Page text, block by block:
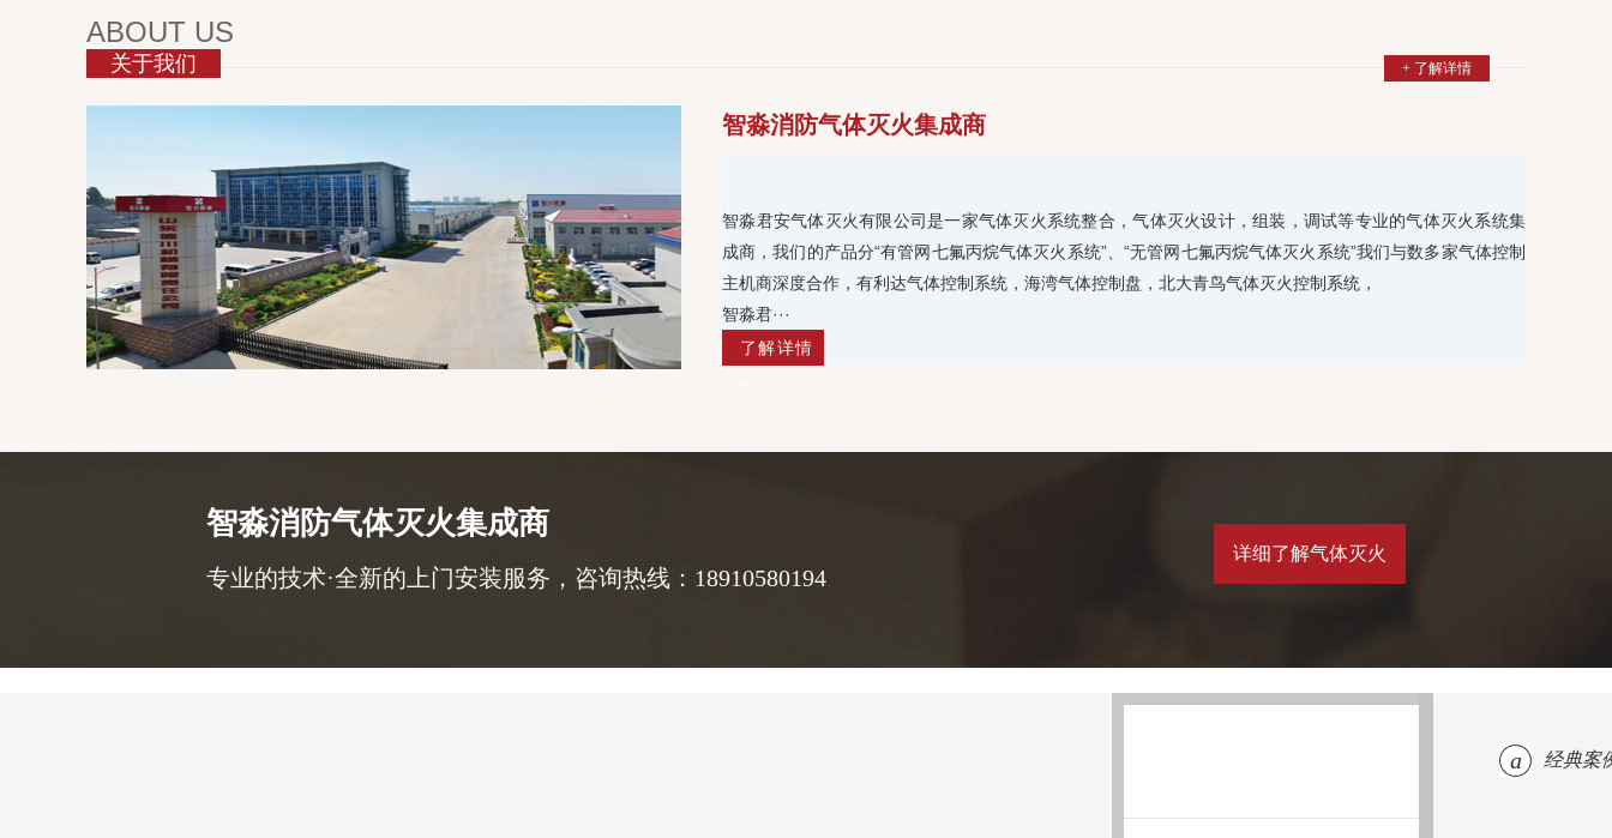
+ 了解详情
ABOUT US
关于我们
智淼消防气体灭火集成商
智淼君安气体灭火有限公司是一家气体灭火系统整合，气体灭火设计，组装，调试等专业的气体灭火系统集
成商，我们的产品分“有管网七氟丙烷气体灭火系统”、“无管网七氟丙烷气体灭火系统”我们与数多家气体控制
主机商深度合作，有利达气体控制系统，海湾气体控制盘，北大青鸟气体灭火控制系统，
智淼君···
了解详情
智淼消防气体灭火集成商
专业的技术·全新的上门安装服务，咨询热线：18910580194
详细了解气体灭火
a 经典案